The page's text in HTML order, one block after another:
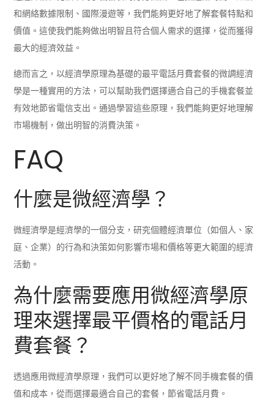
和網絡數據限制、國際漫遊等，我們能夠更好地了解套餐特點和
價值。這使我們能夠做出明智且符合個人需求的選擇，從而獲得
最大的經濟效益。
總而言之，以經濟學原理為基礎的最平電話月費套餐的微調經濟
學是一種實用的方法，可以幫助我們選擇適合自己的手機套餐並
有效地節省電信支出。通過學習這些原理，我們能夠更好地理解
市場機制，做出明智的消費決策。
FAQ
什麼是微經濟學？
微經濟學是經濟學的一個分支，研究個體經濟單位（如個人、家
庭、企業）的行為和決策如何影響市場和價格等更大範圍的經濟
活動。
為什麼需要應用微經濟學原
理來選擇最平價格的電話月
費套餐？
透過應用微經濟學原理，我們可以更好地了解不同手機套餐的價
值和成本，從而選擇最適合自己的套餐，節省電話月費。